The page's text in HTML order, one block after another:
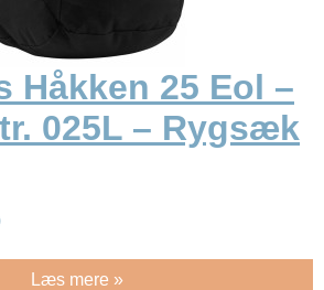
Håkken 25 Eol –
025L – Rygsæk
Læs mere »